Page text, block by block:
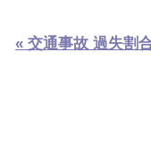
« 交通事故 過失割